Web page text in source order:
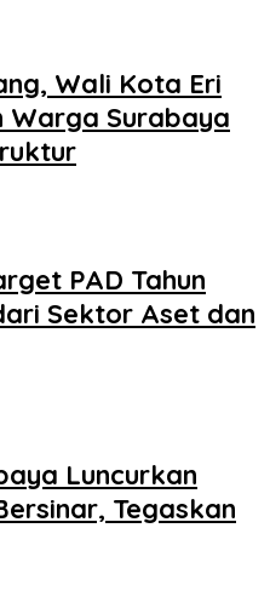
Wali Kota Eri
Warga Surabaya
PAD Tahun
Sektor Aset dan
Luncurkan
Tegaskan